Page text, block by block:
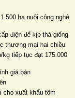
ha nuôi công nghệ
điện để kịp thả giống
thương mại hai chiều
tiếp tục đạt 175.000
giá bán
cho xuất khẩu tôm